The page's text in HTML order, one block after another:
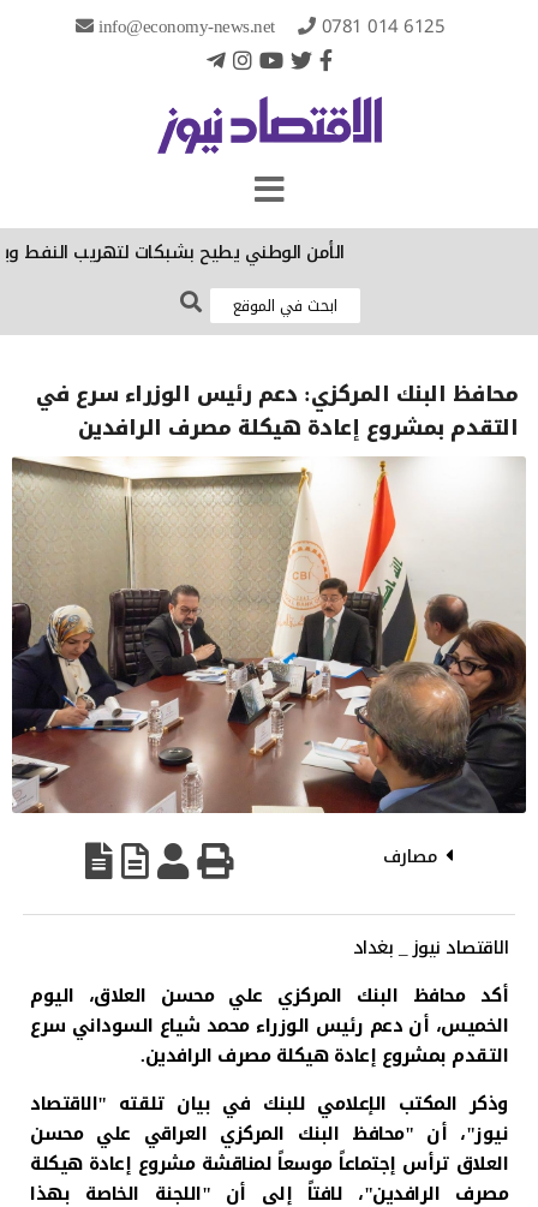
info@economy-news.net 0781 014 6125
الأمن الوطني يطيح بشبكات لتهريب النفط ويعتقل 5 متهمين في ثلاث
محافظ البنك المركزي: دعم رئيس الوزراء سرع في
التقدم بمشروع إعادة هيكلة مصرف الرافدين
مصارف
الاقتصاد نيوز _ بغداد
أكد محافظ البنك المركزي علي محسن العلاق، اليوم
الخميس، أن دعم رئيس الوزراء محمد شياع السوداني سرع
التقدم بمشروع إعادة هيكلة مصرف الرافدين.
وذكر المكتب الإعلامي للبنك في بيان تلقته "الاقتصاد
نيوز"، أن "محافظ البنك المركزي العراقي علي محسن
العلاق ترأس إجتماعاً موسعاً لمناقشة مشروع إعادة هيكلة
مصرف الرافدين"، لافتاً إلى أن "اللجنة الخاصة بهذا